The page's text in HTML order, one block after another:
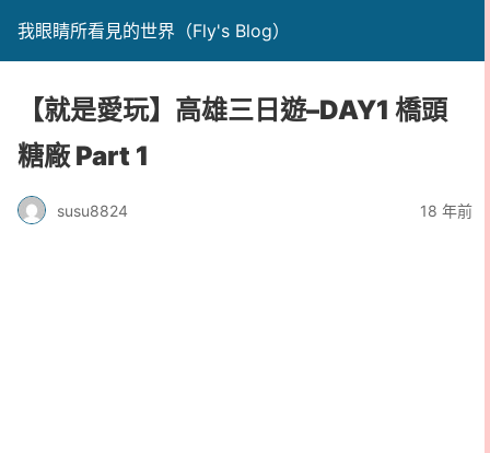
我眼睛所看見的世界（Fly's Blog）
【就是愛玩】高雄三日遊–DAY1 橋頭
糖廠 Part 1
susu8824 18 年前